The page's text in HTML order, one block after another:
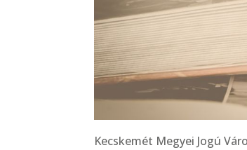
Kecskemét Megyei Jogú